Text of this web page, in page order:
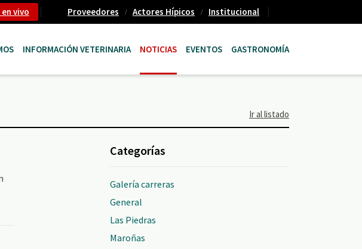
vivo Proveedores Actores Hípicos Institucional
INFORMACIÓN VETERINARIA NOTICIAS EVENTOS GASTRONOMÍA
Ir al listado
Categorías
Galería carreras
General
Las Piedras
Maroñas